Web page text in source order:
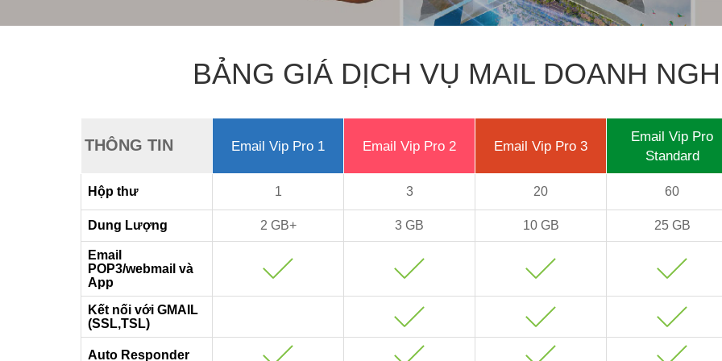
BẢNG GIÁ DỊCH VỤ MAIL DOANH
THÔNG TIN Email Vip Pro 1 Email Vip Pro 2 Email Vip Pro 3
Email Vip Pro
Standard
Hộp thư 1 3 20 60
Dung Lượng 2 GB+ 3 GB 10 GB 25 GB
Email
POP3/webmail và
App
Kết nối với GMAIL
(SSL,TSL)
Auto Responder